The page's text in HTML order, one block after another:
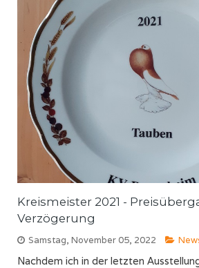
Kreismeister 2021 -
Verzögerung
Samstag, November 05, 2022
Nachdem ich in der letzten